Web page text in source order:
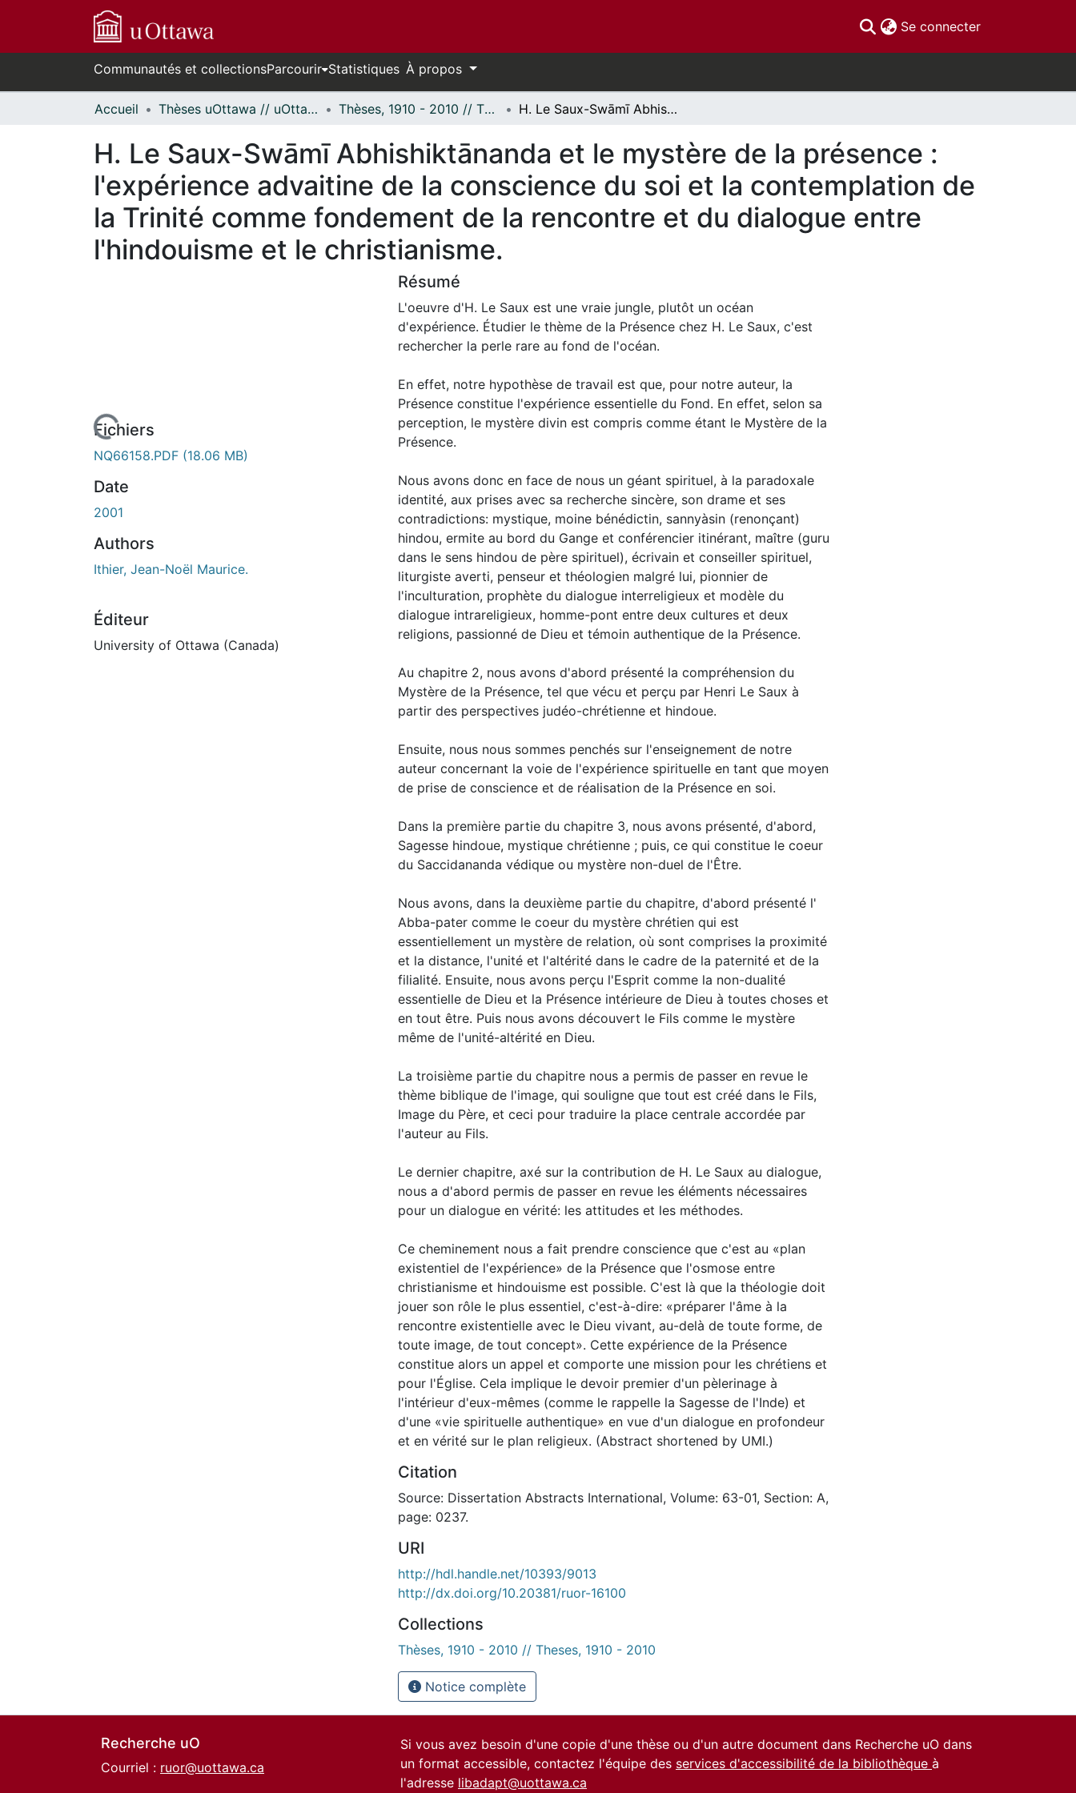
Se connecter(current)
Communautés et collectionsParcourir Statistiques À propos
Accueil Thèses uOttawa // uOttawa Theses Thèses, 1910 - 2010 // Theses, 1910 - 2010 H. Le Saux-Swāmī Abhishiktānanda et le mystère de la présence : l'expérience advaitine de la conscience du soi et la contemplation de la Trinité comme fondement de la rencontre et du dialogue entre l'hindouisme et le christianisme.
H. Le Saux-Swāmī Abhishiktānanda et le mystère de la présence :
l'expérience advaitine de la conscience du soi et la contemplation de
la Trinité comme fondement de la rencontre et du dialogue entre
l'hindouisme et le christianisme.
Fichiers
NQ66158.PDF (18.06 MB)
Date
2001
Authors
Ithier, Jean-Noël Maurice.
Éditeur
University of Ottawa (Canada)
Résumé
L'oeuvre d'H. Le Saux est une vraie jungle, plutôt un océan
d'expérience. Étudier le thème de la Présence chez H. Le Saux, c'est
rechercher la perle rare au fond de l'océan.
En effet, notre hypothèse de travail est que, pour notre auteur, la
Présence constitue l'expérience essentielle du Fond. En effet, selon sa
perception, le mystère divin est compris comme étant le Mystère de la
Présence.
Nous avons donc en face de nous un géant spirituel, à la paradoxale
identité, aux prises avec sa recherche sincère, son drame et ses
contradictions: mystique, moine bénédictin, sannyàsin (renonçant)
hindou, ermite au bord du Gange et conférencier itinérant, maître (guru
dans le sens hindou de père spirituel), écrivain et conseiller spirituel,
liturgiste averti, penseur et théologien malgré lui, pionnier de
l'inculturation, prophète du dialogue interreligieux et modèle du
dialogue intrareligieux, homme-pont entre deux cultures et deux
religions, passionné de Dieu et témoin authentique de la Présence.
Au chapitre 2, nous avons d'abord présenté la compréhension du
Mystère de la Présence, tel que vécu et perçu par Henri Le Saux à
partir des perspectives judéo-chrétienne et hindoue.
Ensuite, nous nous sommes penchés sur l'enseignement de notre
auteur concernant la voie de l'expérience spirituelle en tant que moyen
de prise de conscience et de réalisation de la Présence en soi.
Dans la première partie du chapitre 3, nous avons présenté, d'abord,
Sagesse hindoue, mystique chrétienne ; puis, ce qui constitue le coeur
du Saccidananda védique ou mystère non-duel de l'Être.
Nous avons, dans la deuxième partie du chapitre, d'abord présenté l'
Abba-pater comme le coeur du mystère chrétien qui est
essentiellement un mystère de relation, où sont comprises la proximité
et la distance, l'unité et l'altérité dans le cadre de la paternité et de la
filialité. Ensuite, nous avons perçu l'Esprit comme la non-dualité
essentielle de Dieu et la Présence intérieure de Dieu à toutes choses et
en tout être. Puis nous avons découvert le Fils comme le mystère
même de l'unité-altérité en Dieu.
La troisième partie du chapitre nous a permis de passer en revue le
thème biblique de l'image, qui souligne que tout est créé dans le Fils,
Image du Père, et ceci pour traduire la place centrale accordée par
l'auteur au Fils.
Le dernier chapitre, axé sur la contribution de H. Le Saux au dialogue,
nous a d'abord permis de passer en revue les éléments nécessaires
pour un dialogue en vérité: les attitudes et les méthodes.
Ce cheminement nous a fait prendre conscience que c'est au «plan
existentiel de l'expérience» de la Présence que l'osmose entre
christianisme et hindouisme est possible. C'est là que la théologie doit
jouer son rôle le plus essentiel, c'est-à-dire: «préparer l'âme à la
rencontre existentielle avec le Dieu vivant, au-delà de toute forme, de
toute image, de tout concept». Cette expérience de la Présence
constitue alors un appel et comporte une mission pour les chrétiens et
pour l'Église. Cela implique le devoir premier d'un pèlerinage à
l'intérieur d'eux-mêmes (comme le rappelle la Sagesse de l'Inde) et
d'une «vie spirituelle authentique» en vue d'un dialogue en profondeur
et en vérité sur le plan religieux. (Abstract shortened by UMI.)
Citation
Source: Dissertation Abstracts International, Volume: 63-01, Section: A,
page: 0237.
URI
http://hdl.handle.net/10393/9013
http://dx.doi.org/10.20381/ruor-16100
Collections
Thèses, 1910 - 2010 // Theses, 1910 - 2010
Notice complète
Recherche uO
Courriel : ruor@uottawa.ca
Si vous avez besoin d'une copie d'une thèse ou d'un autre document dans Recherche uO dans
un format accessible, contactez l'équipe des services d'accessibilité de la bibliothèque à
l'adresse libadapt@uottawa.ca